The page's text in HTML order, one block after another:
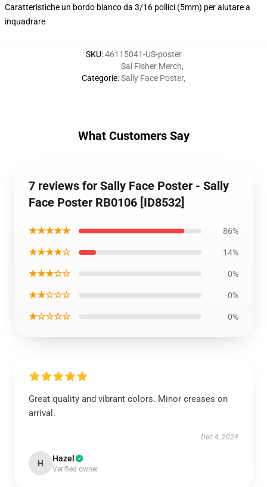
Caratteristiche un bordo bianco da 3/16 pollici (5mm) per aiutare a
inquadrare
SKU:46115041-US-poster
Categorie:
Sal Fisher Merch,
Sally Face Poster,
What Customers Say
7 reviews for Sally Face Poster - Sally
Face Poster RB0106 [ID8532]
★★★★★ 86%
★★★★☆ 14%
★★★☆☆ 0%
★★☆☆☆ 0%
★☆☆☆☆ 0%
Great quality and vibrant colors. Minor creases on
arrival.
Dec 4, 2024
H Hazel
Verified owner